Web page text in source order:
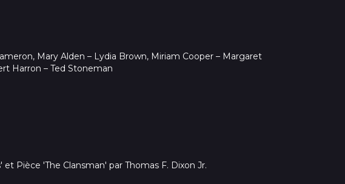
Mary Alden – Lydia Brown, Miriam Cooper – Margaret
Harron – Ted Stoneman
Pièce 'The Clansman' par Thomas F. Dixon Jr.